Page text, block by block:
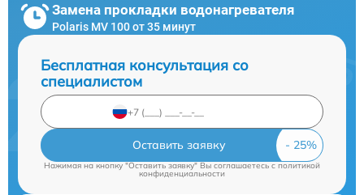
Замена прокладки водонагревателя
Polaris MV 100 от 35 минут
Бесплатная консультация со
специалистом
Оставить заявку
Нажимая на кнопку "Оставить заявку" Вы соглашаетесь cполитикой
конфиденциальности